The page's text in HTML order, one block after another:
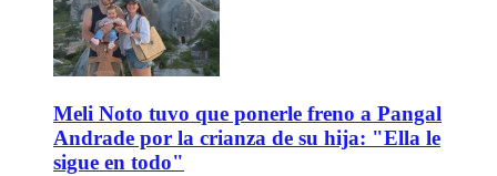
Meli Noto tuvo que ponerle freno a Pangal
Andrade por la crianza de su hija: "Ella le
sigue en todo"